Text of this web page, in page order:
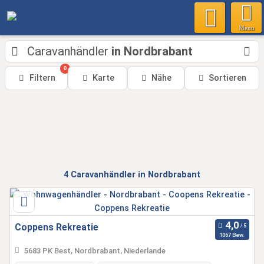
Menu
Caravanhändler in Nordbrabant
Filtern
0
Karte Nähe Sortieren
4 Caravanhändler in Nordbrabant
Coppens Rekreatie
1067 Bew.
5683 PK Best, Nordbrabant, Niederlande